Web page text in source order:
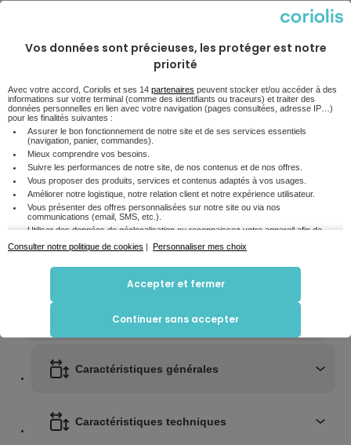
Les points clés
Écran
Non communiqué
Mémoire
Non communiqué
Taille de l'écran
8,4
Qu'est ce que l'indice de réparabilité ?
Caractéristiques générales
Caractéristiques techniques
Vos données sont précieuses, les protéger est notre
priorité
Avec votre accord, Coriolis et ses 14 partenaires peuvent stocker et/ou accéder à des
informations sur votre terminal (comme des identifiants ou traceurs) et traiter des
données personnelles en lien avec votre navigation (pages consultées, adresse IP…)
pour les finalités suivantes :
Assurer le bon fonctionnement de notre site et de ses services essentiels
(navigation, panier, commandes).
Mieux comprendre vos besoins.
Suivre les performances de notre site, de nos contenus et de nos offres.
Vous proposer des produits, services et contenus adaptés à vos usages.
Améliorer notre logistique, notre relation client et notre expérience utilisateur.
Vous présenter des offres personnalisées sur notre site ou via nos
communications (email, SMS, etc.).
Utiliser des données de géolocalisation ou reconnaissez votre appareil afin de
Croiser certaines informations de navigation avec d'autres données disponibles
En cliquant sur « Accepter et fermer », vous consentez à l'utilisation de tous les cookies
pour optimiser votre visite en ligne et recevoir des contenus et publicités personnalisés.
Pour ajuster vos préférences, vous pouvez cliquer sur « Personnaliser mes choix ». Si
limitées. Vous pouvez également refuser tous les cookies en cliquant sur "Continuer
tout moment en utilisant le lien "Personnaliser mes choix" en bas du site web. Pour en
savoir plus, vous pouvez consulter notre politique dédiée aux cookies.
Consulter notre politique de cookies | Personnaliser mes choix
Continuer sans accepter
Accepter et fermer